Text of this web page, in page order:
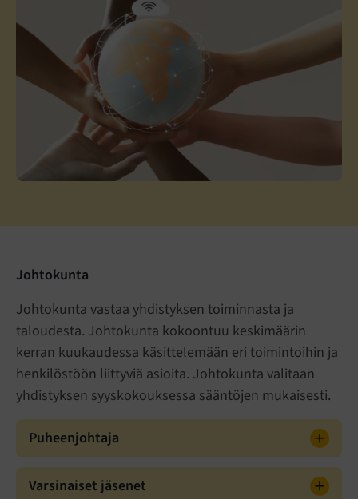
Johtokunta
Johtokunta vastaa yhdistyksen toiminnasta ja
taloudesta. Johtokunta kokoontuu keskimäärin
kerran kuukaudessa käsittelemään eri toimintoihin ja
henkilöstöön liittyviä asioita. Johtokunta valitaan
yhdistyksen syyskokouksessa sääntöjen mukaisesti.
Puheenjohtaja
Varsinaiset jäsenet